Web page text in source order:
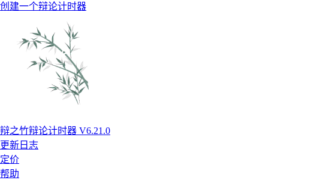
创建一个辩论计时器
辩之竹辩论计时器 V6.21.0
更新日志
定价
帮助